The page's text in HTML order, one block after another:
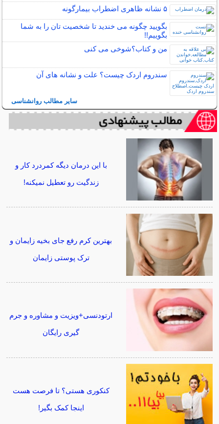
۵ نشانه‌ ظاهری اضطراب بیمارگونه
بگویید چگونه می خندید تا شخصیت تان را به شما
بگوییم!!
من و کتاب؟شوخی می کنی
سندروم اردک چیست؟ علت و نشانه های آن
سایر مطالب روانشناسی
با این درمان دیگه کمردرد کار و
زندگیت رو تعطیل نمیکنه!
بهترین کرم رفع جای بخیه زایمان و
ترک پوستی زایمان
ارتودنسی+ویزیت و مشاوره و جرم
گیری رایگان
کنکوری هستی؟ تا فرصت هست
اینجا کمک بگیر!